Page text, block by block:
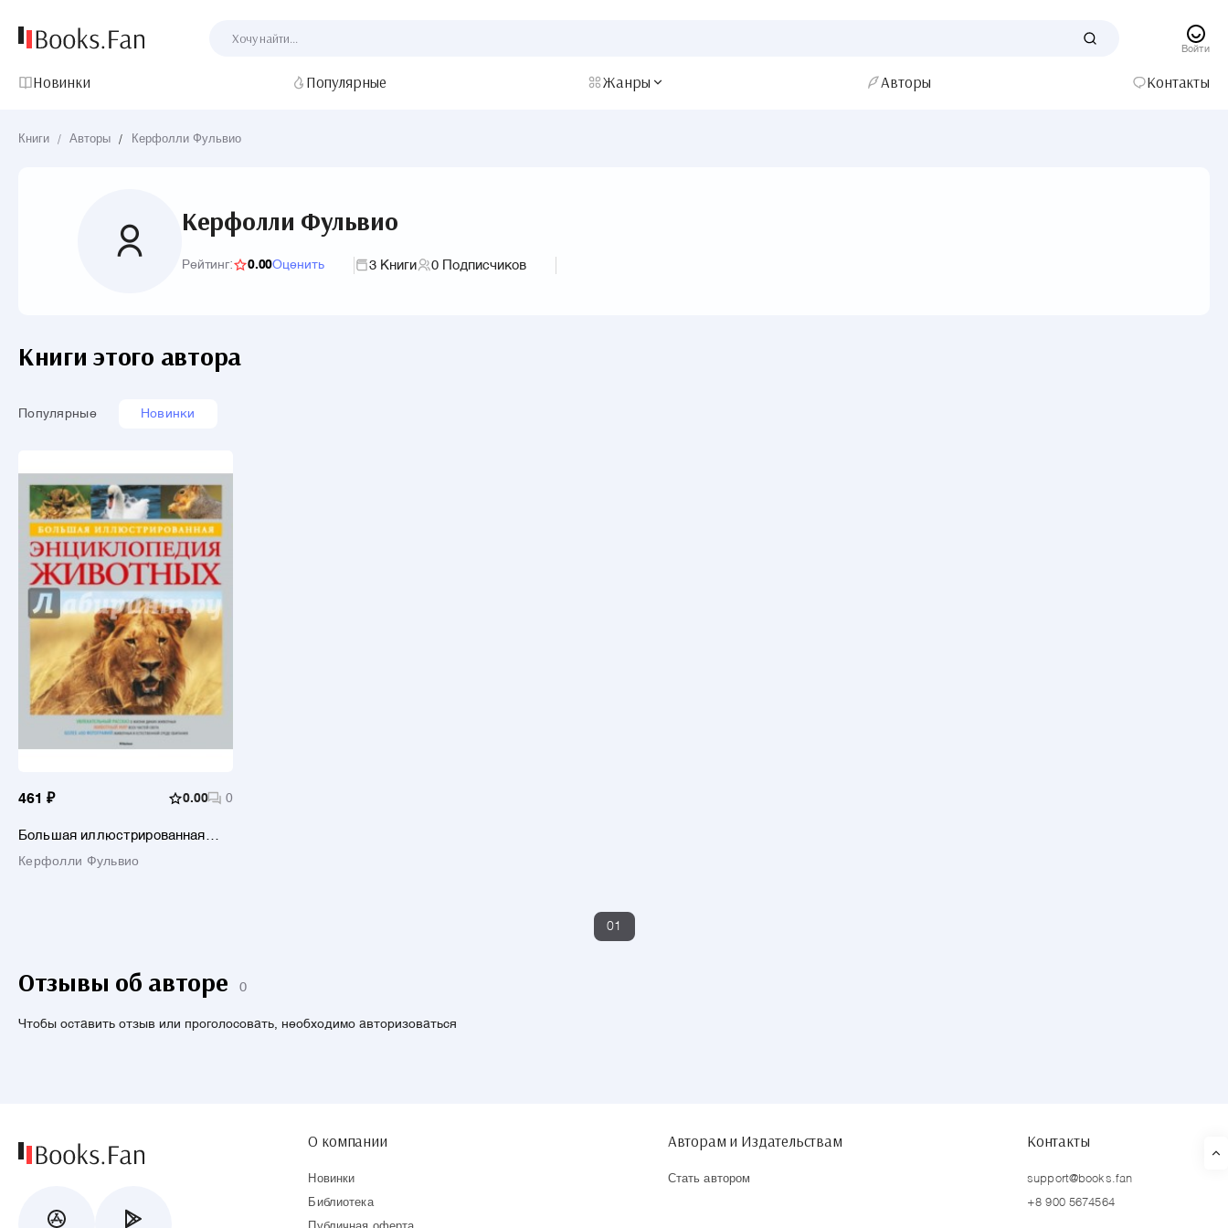
Войти
Новинки Популярные Жанры Авторы Контакты
Книги / Авторы / Керфолли Фульвио
Керфолли Фульвио
Рейтинг: 0.00Оценить 3 Книги 0 Подписчиков
Книги этого автора
Популярные Новинки
461 ₽ 0.00 0
Большая иллюстрированная
Керфолли Фульвио
01
Отзывы об авторе 0
Чтобы оставить отзыв или проголосовать, необходимо авторизоваться
О компании
Новинки
Библиотека
Авторам и Издательствам
Стать автором
Контакты
support@books.fan
+8 900 5674564